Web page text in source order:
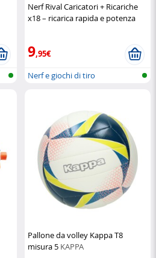
Nerf Rival Caricatori + Ricariche
x18 – ricarica rapida e potenza
9,95€
Nerf e giochi di tiro
Pallone da volley Kappa T8
misura 5 KAPPA